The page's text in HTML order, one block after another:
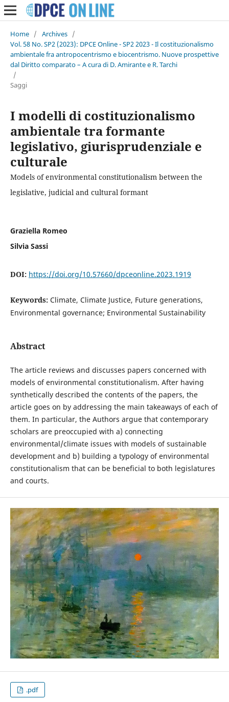
Home / Archives /
Vol. 58 No. SP2 (2023): DPCE Online - SP2 2023 - Il costituzionalismo
ambientale fra antropocentrismo e biocentrismo. Nuove prospettive
dal Diritto comparato – A cura di D. Amirante e R. Tarchi
/
Saggi
I modelli di costituzionalismo
ambientale tra formante
legislativo, giurisprudenziale e
culturale
Models of environmental constitutionalism between the
legislative, judicial and cultural formant
Graziella Romeo
Silvia Sassi
DOI: https://doi.org/10.57660/dpceonline.2023.1919
Keywords: Climate, Climate Justice, Future generations,
Environmental governance; Environmental Sustainability
Abstract
The article reviews and discusses papers concerned with
models of environmental constitutionalism. After having
synthetically described the contents of the papers, the
article goes on by addressing the main takeaways of each of
them. In particular, the Authors argue that contemporary
scholars are preoccupied with a) connecting
environmental/climate issues with models of sustainable
development and b) building a typology of environmental
constitutionalism that can be beneficial to both legislatures
and courts.
.pdf